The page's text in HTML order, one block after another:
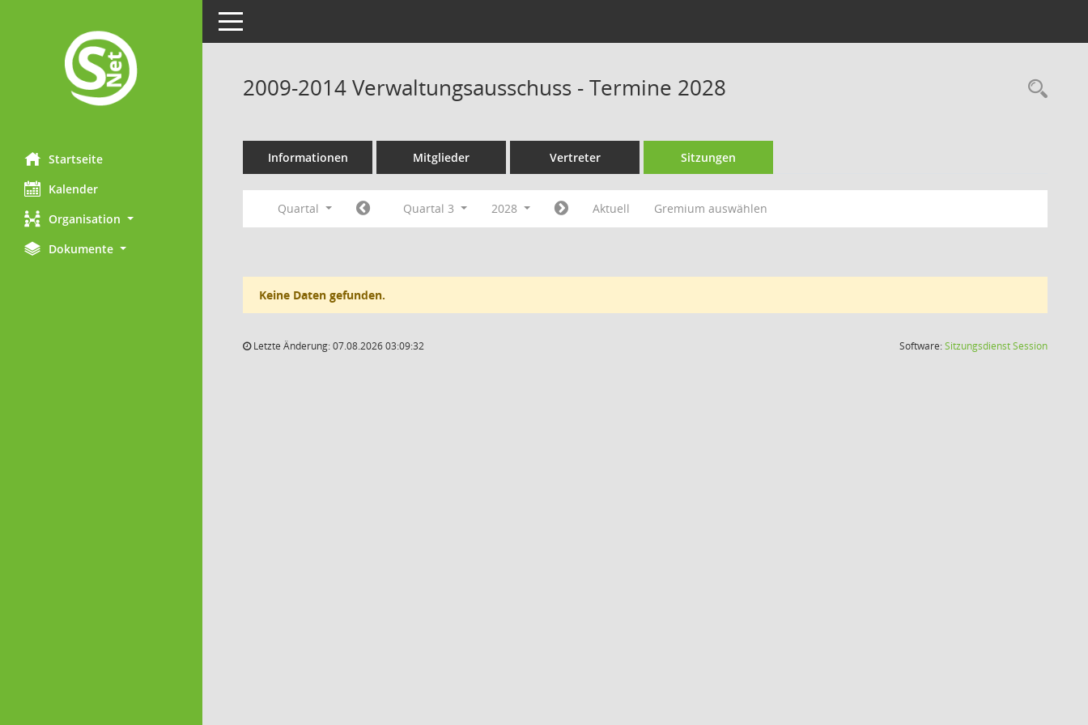
Startseite
Kalender
Organisation
Dokumente
Toggle navigation
2009-2014 Verwaltungsausschuss - Termine 2028
Informationen Mitglieder Vertreter Sitzungen
Quartal Quartal 3 2028 Aktuell Gremium auswählen
Keine Daten gefunden.
Letzte Änderung: 07.08.2026 03:09:32 Software:SitzungsdienstSession(Wird in